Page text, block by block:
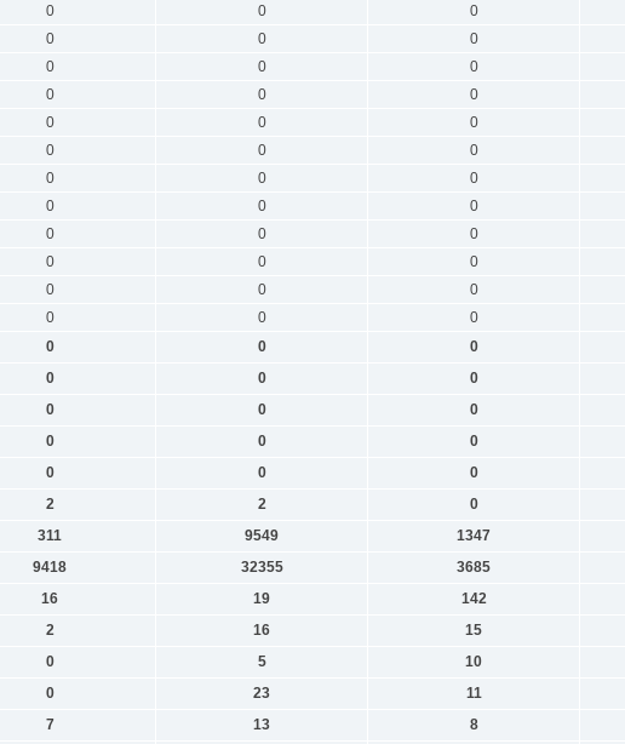
0 0 0
0 0 0
0 0 0
0 0 0
0 0 0
0 0 0
0 0 0
0 0 0
0 0 0
0 0 0
0 0 0
0 0 0
0 0 0
0 0 0
0 0 0
0 0 0
0 0 0
2 2 0
311 9549 1347
9418 32355 3685
16 19 142
2 16 15
0 5 10
0 23 11
7 13 8